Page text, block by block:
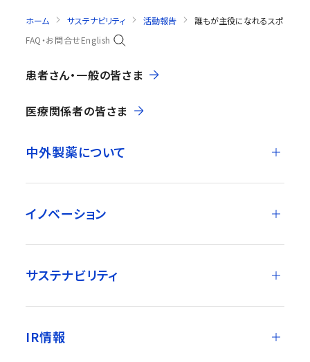
ホーム サステナビリティ 活動報告
誰もが主役になれるスポーツイ
FAQ・お問合せEnglish
患者さん・一般の皆さま
医療関係者の皆さま
中外製薬について
イノベーション
サステナビリティ
IR情報